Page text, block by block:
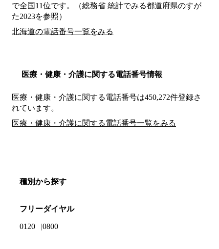
で全国11位です。（総務省 統計でみる都道府県のすが
た2023を参照）
北海道の電話番号一覧をみる
医療・健康・介護に関する電話番号情報
医療・健康・介護に関する電話番号は450,272件登録さ
れています。
医療・健康・介護に関する電話番号一覧をみる
種別から探す
フリーダイヤル
0120 0800